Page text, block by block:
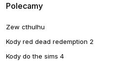
Polecamy
Zew cthulhu
Kody red dead redemption 2
Kody do the sims 4